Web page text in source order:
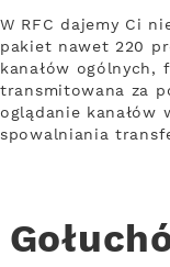
W RFC dajemy Ci
pakiet nawet 220
kanałów ogólnych,
transmitowana za
oglądanie kanałów
spowalniania